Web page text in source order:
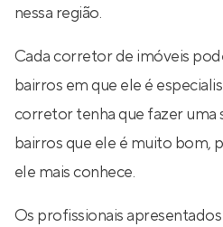
nessa região.
Cada corretor de imóveis
bairros em que ele é
corretor tenha que fazer uma
bairros que ele é muito bom,
ele mais conhece.
Os profissionais